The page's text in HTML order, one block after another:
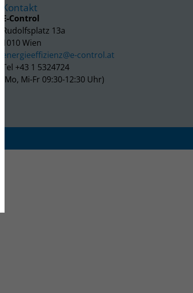
Kontakt
E-Control
Rudolfsplatz 13a
1010 Wien
energieeffizienz@e-control.at
Tel +43 1 5324724
(Mo, Mi-Fr 09:30-12:30 Uhr)